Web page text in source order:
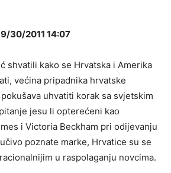
30/2011 14:07
shvatili kako se Hrvatska i Amerika
većina pripadnika hrvatske
uhvatiti korak sa svjetskim
jesu li opterećeni kao
i Victoria Beckham pri odijevanju
poznate marke, Hrvatice su se
u raspolaganju novcima.